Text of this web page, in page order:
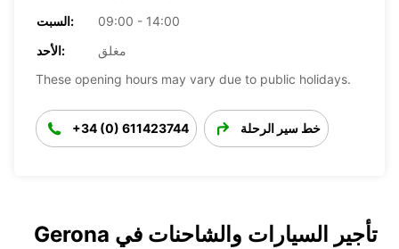
السبت:
09:00 - 14:00
الأحد:
مغلق
These opening hours may vary due to public holidays.
+34 (0) 611423744 خط سير الرحلة
تأجير السيارات والشاحنات في Gerona